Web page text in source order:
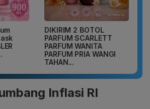
DIKIRIM 2 BOTOL
PARFUM SCARLETT
PARFUM WANITA
PARFUM PRIA WANGI
TAHAN...
Inflasi RI